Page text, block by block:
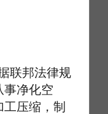
联邦法律规
事净化空
压缩，制